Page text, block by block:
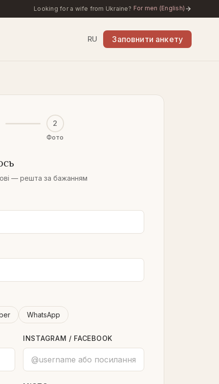
Looking for a wife from Ukraine? For men (English)
RU Заповнити анкету
2
Фото
— решта за бажанням
WhatsApp
INSTAGRAM / FACEBOOK